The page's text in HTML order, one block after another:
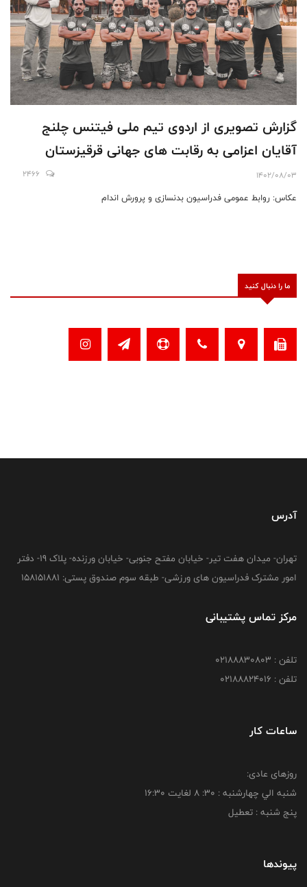
گزارش تصویری از اردوی تیم ملی فیتنس چلنج
آقایان اعزامی به رقابت های جهانی قرقیزستان
1402/08/03
2466
عکاس: روابط عمومی فدراسیون بدنسازی و پرورش اندام
ما را دنبال کنید
آدرس
تهران- میدان هفت تیر- خیابان مفتح جنوبی- خیابان ورزنده- پلاک 19- دفتر
امور مشترک فدراسیون های ورزشی- طبقه سوم صندوق پستی: 158151881
مرکز تماس پشتیبانی
تلفن : 02188830803
تلفن : 02188824016
ساعات کار
روزهای عادی:
شنبه الي چهارشنبه : 30: 8 لغايت 16:30
پنج شنبه : تعطیل
پیوندها